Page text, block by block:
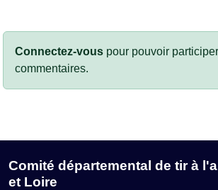
Connectez-vous pour pouvoir
commentaires.
Comité départemental de tir à
et Loire